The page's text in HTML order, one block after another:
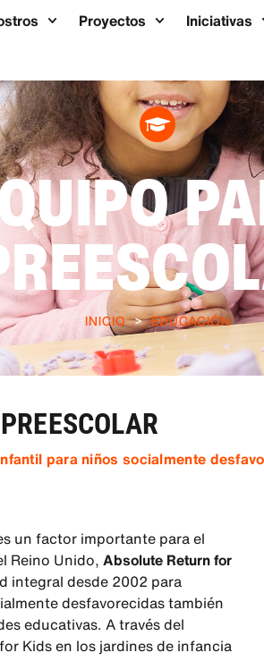
Proyectos Iniciativas
INICIO > EDUCACIÓN
para niños socialmente
un factor importante para el
Reino Unido, Absolute Return for
integral desde 2002 para
desfavorecidas también
educativas. A través del
Kids en los jardines de infancia